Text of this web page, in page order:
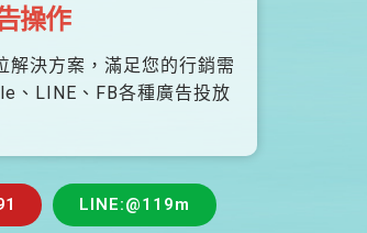
操作
解決方案，滿足您的行銷需
、LINE、FB各種廣告投放
LINE:@119m